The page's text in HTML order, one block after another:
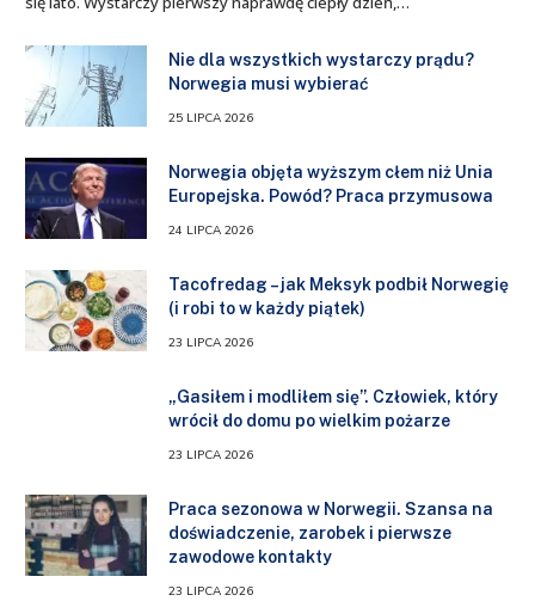
Nie dla wszystkich wystarczy prądu?
Norwegia musi wybierać
25 LIPCA 2026
Norwegia objęta wyższym cłem niż Unia
Europejska. Powód? Praca przymusowa
24 LIPCA 2026
Tacofredag – jak Meksyk podbił Norwegię
(i robi to w każdy piątek)
23 LIPCA 2026
„Gasiłem i modliłem się”. Człowiek, który
wrócił do domu po wielkim pożarze
23 LIPCA 2026
Praca sezonowa w Norwegii. Szansa na
doświadczenie, zarobek i pierwsze
zawodowe kontakty
23 LIPCA 2026